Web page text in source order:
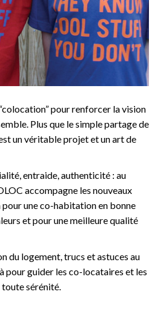
pour renforcer la vision
Plus que le simple partage de
un véritable projet et un art de
entraide, authenticité : au
accompagne les nouveaux
une co-habitation en bonne
et pour une meilleure qualité
du logement, trucs et astuces au
pour guider les co-locataires et les
toute sérénité.